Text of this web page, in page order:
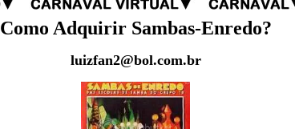
Como Adquirir Sambas-Enredo?
luizfan2@bol.com.br